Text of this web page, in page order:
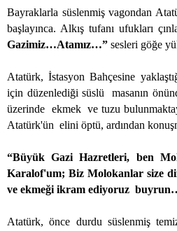
Bayraklarla süslenmiş vagondan
başlayınca. Alkış tufanı ufukları
Gazimiz…Atamız…” sesleri göğe
Atatürk, İstasyon Bahçesine
için düzenlediği süslü
masanın
üzerinde ekmek ve tuzu
Atatürk'ün elini öptü, ardından
“Büyük Gazi Hazretleri, ben
Karalof'um; Biz Molokanlar size
ve ekmeği ikram ediyoruz
Atatürk, önce durdu süslenmiş